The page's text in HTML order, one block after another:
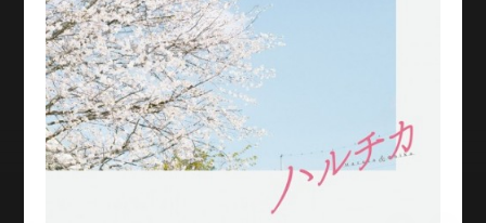
Member
Company Info
Recruit